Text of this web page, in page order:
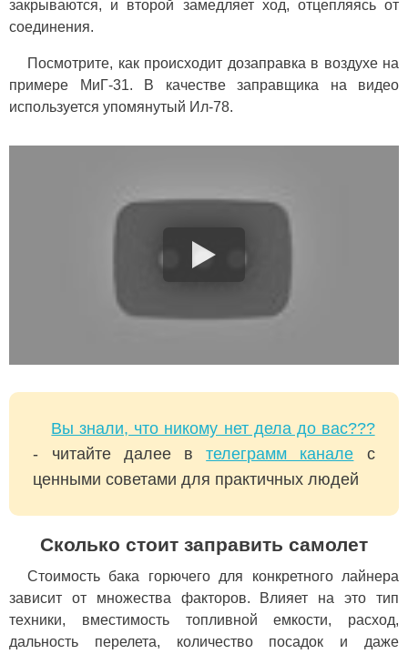
закрываются, и второй замедляет ход, отцепляясь от
соединения.
Посмотрите, как происходит дозаправка в воздухе на
примере МиГ-31. В качестве заправщика на видео
используется упомянутый Ил-78.
Вы знали, что никому нет дела до вас???
- читайте далее втелеграмм канале с
ценными советами для практичных людей
Сколько стоит заправить самолет
Стоимость бака горючего для конкретного лайнера
зависит от множества факторов. Влияет на это тип
техники, вместимость топливной емкости, расход,
дальность перелета, количество посадок и даже